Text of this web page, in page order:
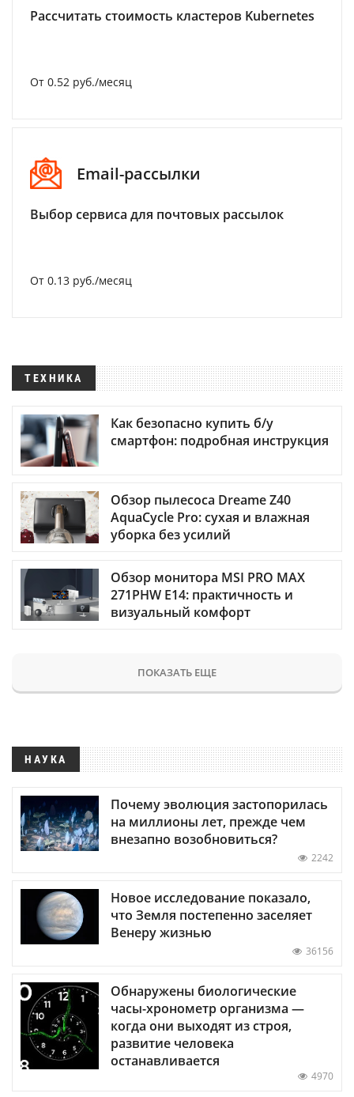
Рассчитать стоимость кластеров Kubernetes
От 0.52 руб./месяц
Email-рассылки
Выбор сервиса для почтовых рассылок
От 0.13 руб./месяц
ТЕХНИКА
Как безопасно купить б/у
смартфон: подробная инструкция
Обзор пылесоса Dreame Z40
AquaCycle Pro: сухая и влажная
уборка без усилий
Обзор монитора MSI PRO MAX
271PHW E14: практичность и
визуальный комфорт
ПОКАЗАТЬ ЕЩЕ
НАУКА
Почему эволюция застопорилась
на миллионы лет, прежде чем
внезапно возобновиться?
2242
Новое исследование показало,
что Земля постепенно заселяет
Венеру жизнью
36156
Обнаружены биологические
часы-хронометр организма —
когда они выходят из строя,
развитие человека
останавливается
4970